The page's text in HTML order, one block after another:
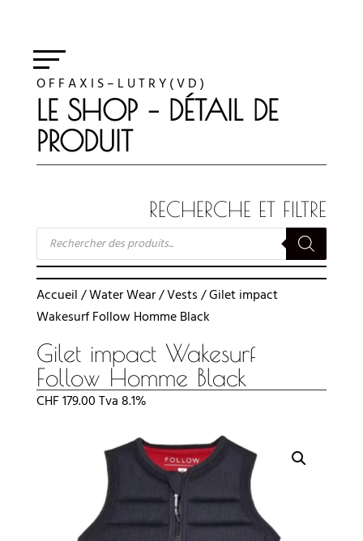
O F F A X I S – L U T R Y ( V D )
LE SHOP – DÉTAIL DE
PRODUIT
RECHERCHE ET FILTRE
RECHERCHE
Accueil /Water Wear/Vests / Gilet impact
Wakesurf Follow Homme Black
Gilet impact Wakesurf
Follow Homme Black
CHF179.00 Tva 8.1%